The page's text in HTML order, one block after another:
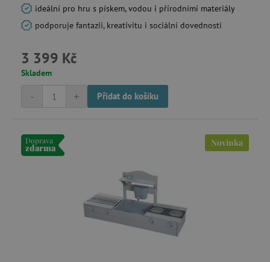
ideální pro hru s pískem, vodou i přírodními materiály
podporuje fantazii, kreativitu i sociální dovednosti
3 399 Kč
Skladem
+
- Přidat do košíku
Doprava
zdarma Novinka